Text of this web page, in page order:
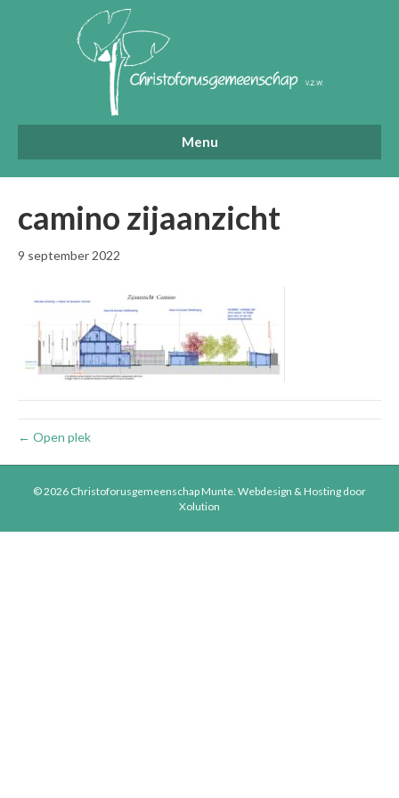
Menu
camino zijaanzicht
9 september 2022
← Open plek
© 2026 Christoforusgemeenschap Munte. Webdesign & Hosting door
Xolution